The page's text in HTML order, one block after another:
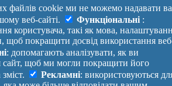
Політика
конфіденційності
Маніфест
Про проект
Зворотній
зв'язок
Україна
Увійти|
Вихід
файлів cookie ми не можемо надавати
веб-сайті.
Функціональні :
користувача, такі як мова,
щоб покращити досвід використання
: допомагають аналізувати, як ви
сайт, щоб ми могли покращити його
Рекламні: використовуються